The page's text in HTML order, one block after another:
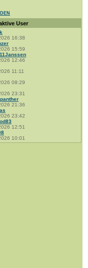
User
16:38
15:59
12:46
11:11
08:29
23:31
21:36
23:42
12:51
10:01